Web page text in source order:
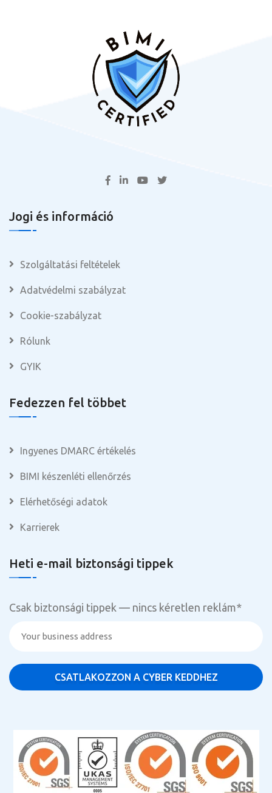
Jogi és információ
Szolgáltatási feltételek
Adatvédelmi szabályzat
Cookie-szabályzat
Rólunk
GYIK
Fedezzen fel többet
Ingyenes DMARC értékelés
BIMI készenléti ellenőrzés
Elérhetőségi adatok
Karrierek
Heti e-mail biztonsági tippek
Csak biztonsági tippek — nincs kéretlen reklám*